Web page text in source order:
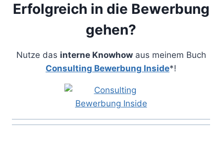
Erfolgreich in die Bewerbung
gehen?
Nutze das interne Knowhowaus meinem Buch
Consulting Bewerbung Inside*!